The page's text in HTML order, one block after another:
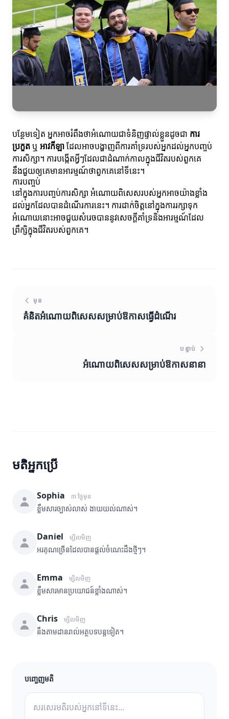
បន្ថែមទៀត អ្នកអាចរំពឹងថាអំណោយជាទំនិញផ្ទាល់ខ្លួនដូចជា ការ
ប្រកួតឬ អាវកីឡាដែលអាចបង្ហាញពីការគាំទ្ររបស់អ្នកដល់អ្នកបញ្ចប់
ការសិក្សា។ ការបង្កើតអ្វីៗដែលជាដំណាក់កាលក្នុងជីវិតរបស់ពួកគេ
នឹងជួយឲ្យគេមានអារម្មណ៍ថាពួកគេនៅទីនេះ។
ការបញ្ចប់
នៅក្នុងការបញ្ចប់ការសិក្សា អំណោយពិសេសរបស់អ្នកអាចយ៉ាងខ្លាំង
ដល់អ្នកដែលបានដំណើរការនេះ។ ការដាក់ចិត្តនៅក្នុងការរក្សាទុក
អំណោយនោះអាចជួយសំរេចបាននូវសេចក្តីគាំទ្រនិងអារម្មណ៍ដែល
ព្រឹក្សិក្នុងជីវិតរបស់ពួកគេ។
មុន
គំនិតអំណោយពិសេសសម្រាប់ឱកាសធ្វើដំណើរ
បន្ទាប់
អំណោយពិសេសសម្រាប់ឱកាសនានា
មតិអ្នកប្រើ
Sophia ៣ ថ្ងៃមុន
ខ្លឹមសារច្បាស់លាស់ ងាយយល់ណាស់។
Daniel ម្សិលមិញ
អរគុណច្រើនដែលបានផ្តល់ចំណេះដឹងថ្មីៗ។
Emma ម្សិលមិញ
ខ្លឹមសារមានប្រយោជន៍ខ្លាំងណាស់។
Chris ម្សិលមិញ
នឹងតាមដានរាល់អត្ថបទបន្តទៀត។
បញ្ចេញមតិ